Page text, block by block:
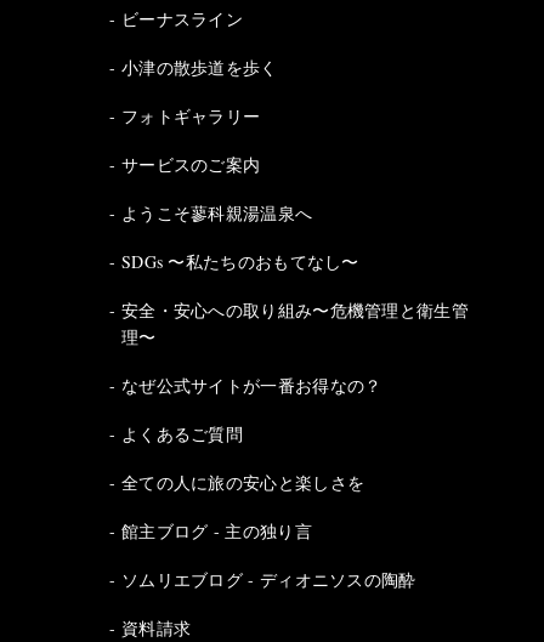
ビーナスライン
小津の散歩道を歩く
フォトギャラリー
サービスのご案内
ようこそ蓼科親湯温泉へ
SDGs 〜私たちのおもてなし〜
安全・安心への取り組み〜危機管理と衛生管
理〜
なぜ公式サイトが一番お得なの？
よくあるご質問
全ての人に旅の安心と楽しさを
館主ブログ - 主の独り言
ソムリエブログ - ディオニソスの陶酔
資料請求